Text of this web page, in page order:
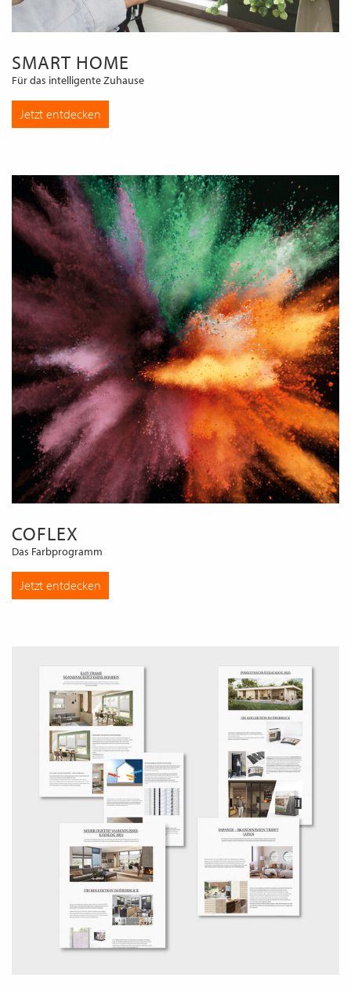
SMART HOME
Für das intelligente Zuhause
Jetzt entdecken
COFLEX
Das Farbprogramm
Jetzt entdecken